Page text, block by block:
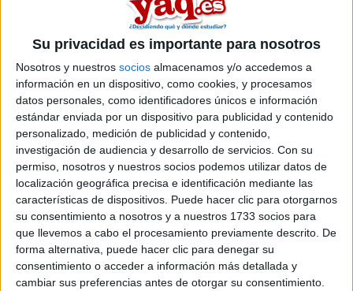
Su privacidad es importante para nosotros
Nosotros y nuestros socios almacenamos y/o accedemos a
información en un dispositivo, como cookies, y procesamos
datos personales, como identificadores únicos e información
estándar enviada por un dispositivo para publicidad y contenido
personalizado, medición de publicidad y contenido,
investigación de audiencia y desarrollo de servicios. Con su
permiso, nosotros y nuestros socios podemos utilizar datos de
localización geográfica precisa e identificación mediante las
características de dispositivos. Puede hacer clic para otorgarnos
su consentimiento a nosotros y a nuestros 1733 socios para
que llevemos a cabo el procesamiento previamente descrito. De
forma alternativa, puede hacer clic para denegar su
consentimiento o acceder a información más detallada y
cambiar sus preferencias antes de otorgar su consentimiento.
todo el verano para porder llevar a cabo lo que quiero hacer.
Me gustaría saber si hay alguien más que valla a hacer lo
mismo que yo y si se sabe algo de como hacer las matriculas,
preinscrispciones y todo este royo porque me dan tanta
información de "oidas" que me vuelven tarumba.
Con todo el cambio de bolonia la gente anda muy perdida. A
ver si entre todos nos podemos manejar un poco
Como se os está dando a los demás??
Un saludo
"Es qui es non quod simulas" Lo que no te mata te hace más
fuerte, sé tú mismo.
Etiquetas: